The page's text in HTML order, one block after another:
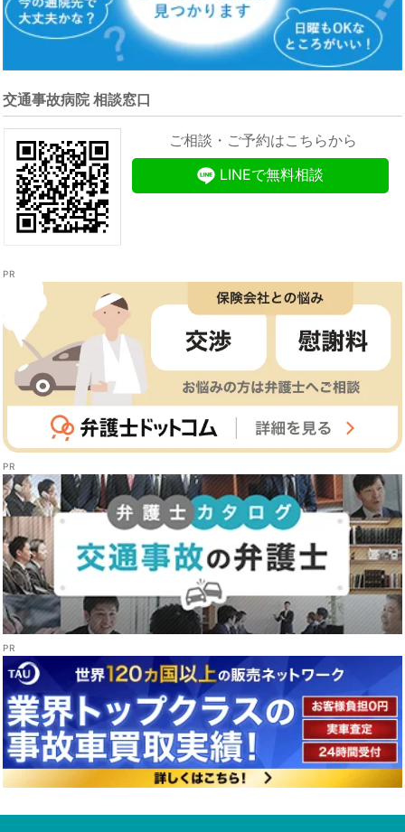
交通事故病院 相談窓口
ご相談・ご予約はこちらから
LINEで無料相談